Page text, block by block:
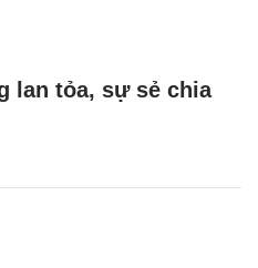
lan tỏa, sự sẻ chia